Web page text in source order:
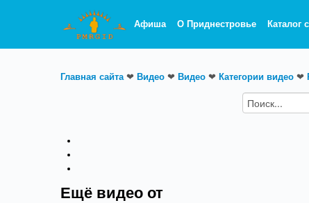
Афиша О Приднестровье Каталог
Главная сайта❤ Видео ❤ Видео ❤ Категории видео ❤
Ещё видео от